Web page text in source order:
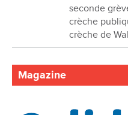
seconde
crèche
crèche de
Magazine